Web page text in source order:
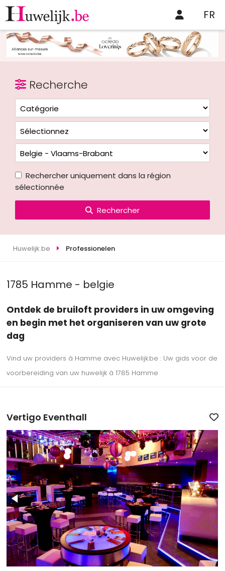
FR
Recherche
Rechercher uniquement dans la région
sélectionnée
Rechercher
Huwelijk.be Professionelen
1785 Hamme - belgie
Ontdek de bruiloft providers in uw omgeving
en begin met het organiseren van uw grote
dag
Vind uw providers à Hamme avec Huwelijk.be : Uw gids voor de
voorbereiding van uw huwelijk à 1785 Hamme
Vertigo Eventhall